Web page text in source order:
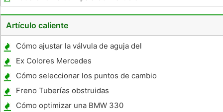
Descripción
Artículo caliente
Cómo ajustar la válvula de aguja del
carburador
Ex Colores Mercedes
Cómo seleccionar los puntos de cambio
para una transmisión
Freno Tuberías obstruidas
Cómo optimizar una BMW 330